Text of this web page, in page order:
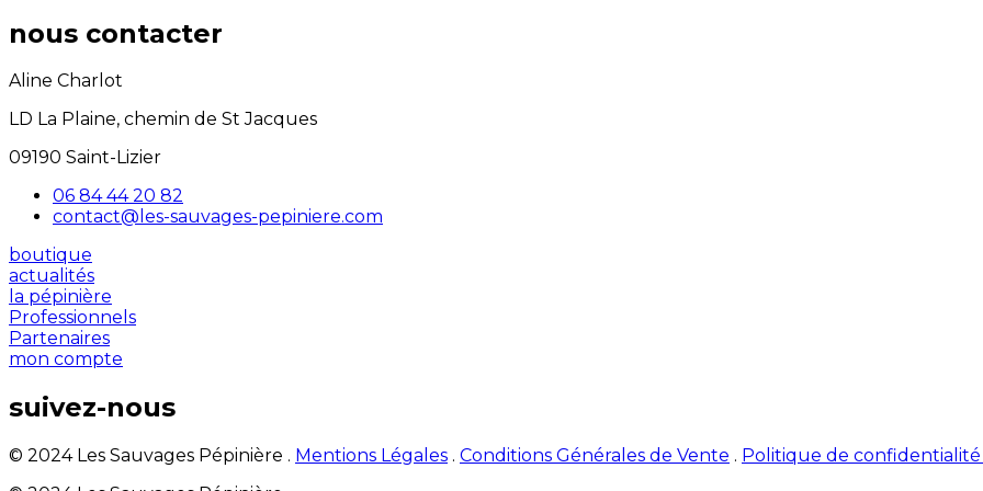
nous contacter
Aline Charlot
LD La Plaine, chemin de St Jacques
09190 Saint-Lizier
06 84 44 20 82
contact@les-sauvages-pepiniere.com
boutique
actualités
la pépinière
Professionnels
Partenaires
mon compte
suivez-nous
© 2024 Les Sauvages Pépinière . Mentions Légales . Conditions Générales de Vente . Politique de confidentialité